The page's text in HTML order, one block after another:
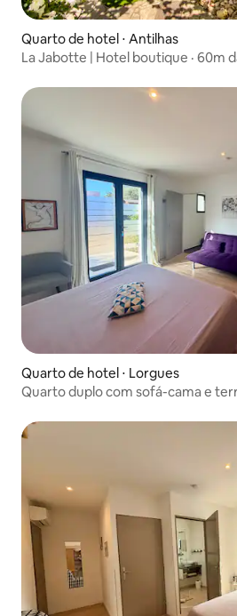
Quarto de hotel ⋅ Antilhas
La Jabotte | Hotel boutique · 60m
Quarto de hotel ⋅ Lorgues
Quarto duplo com sofá-cama e